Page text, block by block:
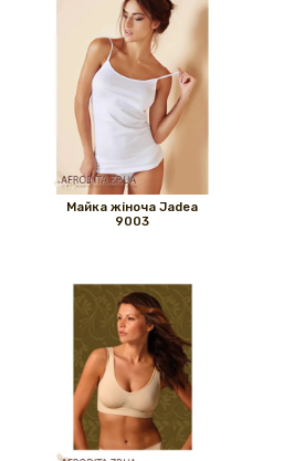
Майка жіноча Jadea
9003